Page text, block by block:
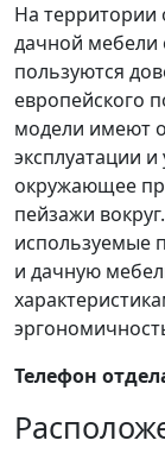
На территории
дачной мебели
пользуются
европейского
модели имеют
эксплуатации
окружающее
пейзажи
используемые
и дачную
Телефон